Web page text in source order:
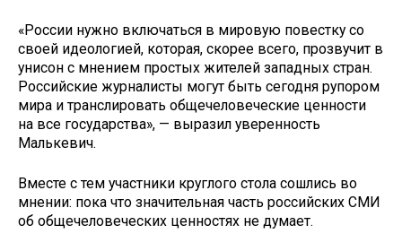
«России нужно включаться в мировую повестку со
своей идеологией, которая, скорее всего, прозвучит в
унисон с мнением простых жителей западных стран.
Российские журналисты могут быть сегодня рупором
мира и транслировать общечеловеческие ценности
на все государства», — выразил уверенность
Малькевич.
Вместе с тем участники круглого стола сошлись во
мнении: пока что значительная часть российских СМИ
об общечеловеческих ценностях не думает.